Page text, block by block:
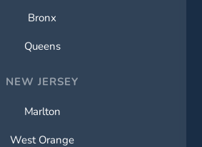
Bronx
Queens
NEW JERSEY
Marlton
West Orange